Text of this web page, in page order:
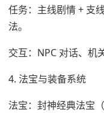
任务：主线剧情 + 支
法。
交互：NPC 对话、机
4. 法宝与装备系统
法宝：封神经典法宝